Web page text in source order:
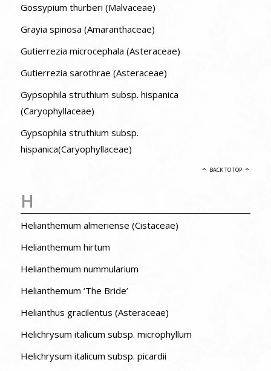
Gossypium thurberi (Malvaceae)
Grayia spinosa (Amaranthaceae)
Gutierrezia microcephala (Asteraceae)
Gutierrezia sarothrae (Asteraceae)
Gypsophila struthium subsp. hispanica
(Caryophyllaceae)
Gypsophila struthium subsp.
hispanica(Caryophyllaceae)
BACK TO TOP
H
Helianthemum almeriense (Cistaceae)
Helianthemum hirtum
Helianthemum nummularium
Helianthemum ‘The Bride’
Helianthus gracilentus (Asteraceae)
Helichrysum italicum subsp. microphyllum
Helichrysum italicum subsp. picardii